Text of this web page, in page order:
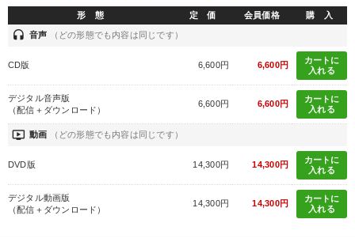
全国経営者セミナー収録〈売れ筋・人気ランキング〉＆新刊・好
評講話
【最新刊】時代を超える経営150の言葉＋社長のスピーチ・話材
2026年夏季全国経営者セミナー収録講演ＣＤ・講演ＤＶＤ・デジ
タル版（音声／動画ストリーミング・ダウンロード）
資産戦略
オーナー社長の「現場力の経営」＋現場の「儲ける力」をさらに
高める教材２選
形 態 定 価 会員価格 購 入
headset 音声 （どの形態でも内容は同じです）
CD版 6,600円 6,600円
カートに
入れる
デジタル音声版
（配信＋ダウンロード）
6,600円 6,600円
カートに
入れる
ondemand_video 動画 （どの形態でも内容は同じです）
DVD版 14,300円 14,300円
カートに
入れる
デジタル動画版
（配信＋ダウンロード）
14,300円 14,300円
カートに
入れる